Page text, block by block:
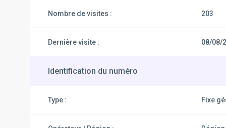
Nombre de visites : 203
Dernière visite : 08/08/
Identification du numéro
Type : Fixe